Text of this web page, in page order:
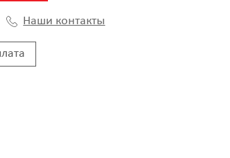
Наши контакты